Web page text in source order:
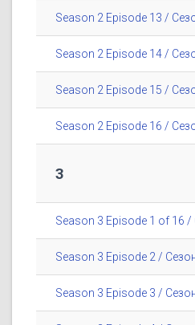
Season 2 Episode 13 /
Season 2 Episode 14 /
Season 2 Episode 15 /
Season 2 Episode 16 /
3
Season 3 Episode 1 of 16 /
Season 3 Episode 2 /
Season 3 Episode 3 /